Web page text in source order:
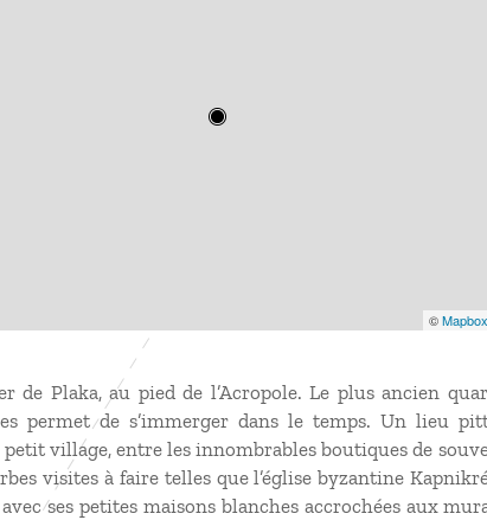
©Mapbox
de Plaka, au pied de l’Acropole. Le plus ancien
permet de s’immerger dans le temps. Un lieu
village, entre les innombrables boutiques de
visites à faire telles que l’église byzantine
ses petites maisons blanches accrochées aux